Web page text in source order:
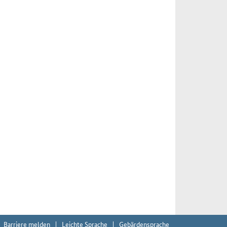
Barriere melden Leichte Sprache Gebärdensprache